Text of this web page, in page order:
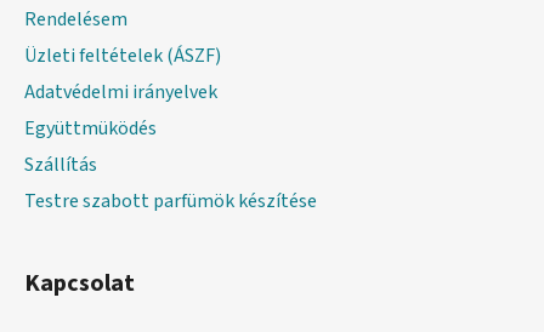
Rendelésem
Üzleti feltételek (ÁSZF)
Adatvédelmi irányelvek
Együttmüködés
Szállítás
Testre szabott parfümök készítése
Kapcsolat